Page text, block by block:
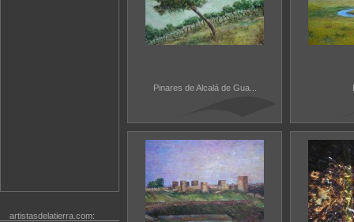
artistasdelatierra.com:
Pinares de Alcalá de Gua...